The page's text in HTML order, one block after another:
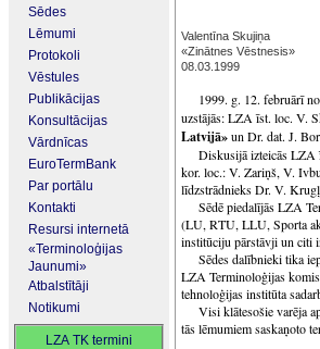
Sēdes
Lēmumi
Protokoli
Vēstules
Publikācijas
Konsultācijas
Vārdnīcas
EuroTermBank
Par portālu
Kontakti
Resursi internetā
«Terminoloģijas
Jaunumi»
Atbalstītāji
Notikumi
LZA TK termini
Valentīna Skujiņa
«Zinātnes Vēstnesis»
08.03.1999
1999. g. 12. februārī
uzstājās: LZA īst. loc. V.
Latvijā»un Dr. dat. J.
Diskusijā izteicās LZA
kor. loc.: V. Zariņš, V.
līdzstrādnieks Dr. V.
Sēdē piedalījās LZA
(LU, RTU, LLU, Sporta
institūciju pārstāvji un citi
Sēdes dalībnieki tika
LZA Terminoloģijas
tehnoloģijas institūta
Visi klātesošie varēja
tās lēmumiem saskaņoto